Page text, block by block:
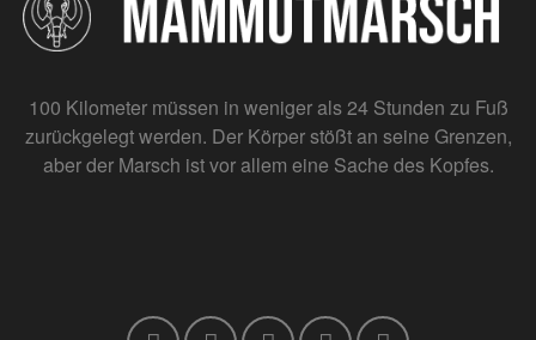
100 Kilometer müssen in weniger als 24 Stunden zu Fuß
zurückgelegt werden. Der Körper stößt an seine Grenzen,
aber der Marsch ist vor allem eine Sache des Kopfes.